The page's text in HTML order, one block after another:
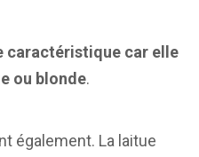
caractéristique car elle
ou blonde.
également. La laitue